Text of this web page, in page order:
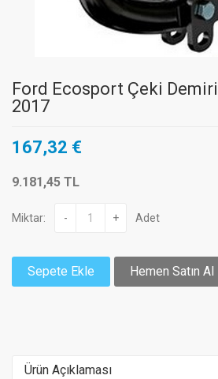
Ford Ecosport Çeki
2017
167,32 €
9.181,45 TL
Miktar: - + Adet
Sepete Ekle Hemen Satın Al
Ürün Açıklaması